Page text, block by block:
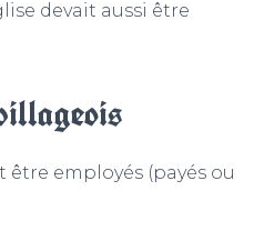
devait aussi être
être employés (payés ou